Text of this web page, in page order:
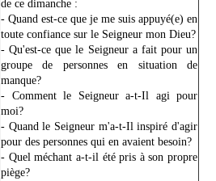
de ce dimanche :
- Quand est-ce que je me suis appuyé(e) en
toute confiance sur le Seigneur mon Dieu?
- Qu'est-ce que le Seigneur a fait pour un
groupe de personnes en situation de
manque?
- Comment le Seigneur a-t-Il agi pour
moi?
- Quand le Seigneur m'a-t-Il inspiré d'agir
pour des personnes qui en avaient besoin?
- Quel méchant a-t-il été pris à son propre
piège?